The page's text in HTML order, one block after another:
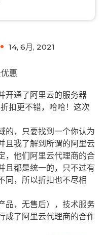
14, 6月, 2021
惠
开通了阿里云的服务器
扣更不错，哈哈！这次
的，只要找到一个你认为
且我了解到所谓的阿里云
，他们阿里云代理商的合
且都是统一的，只不过有
同，所以折扣也不尽相
品，无售后），技术服务
成了阿里云代理商的合作